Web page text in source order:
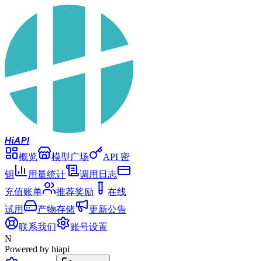
HiAPI
概览 模型广场
API 密
钥
用量统计
调用日志
充值账单
推荐奖励
在线
试用
产物存储
更新公告
联系我们
账号设置
N
Powered by hiapi